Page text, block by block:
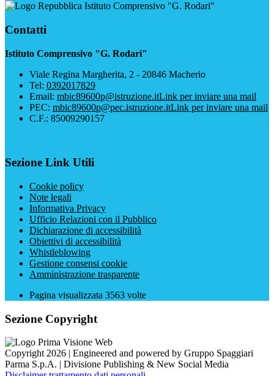
Istituto Comprensivo "G. Rodari"
Contatti
Istituto Comprensivo "G. Rodari"
Viale Regina Margherita, 2 - 20846 Macherio
Tel: 0392017829
Email: mbic89600p@istruzione.itLink per inviare una mail
PEC: mbic89600p@pec.istruzione.itLink per inviare una mail
C.F.: 85009290157
Sezione Link Utili
Cookie policy
Note legali
Informativa Privacy
Ufficio Relazioni con il Pubblico
Dichiarazione di accessibilità
Obiettivi di accessibilità
Whistleblowing
Gestione consensi cookie
Amministrazione trasparente
Pagina visualizzata 3563 volte
Sezione Copyright
Copyright 2026 | Engineered and powered by Gruppo Spaggiari
Parma S.p.A. | Divisione Publishing & New Social Media